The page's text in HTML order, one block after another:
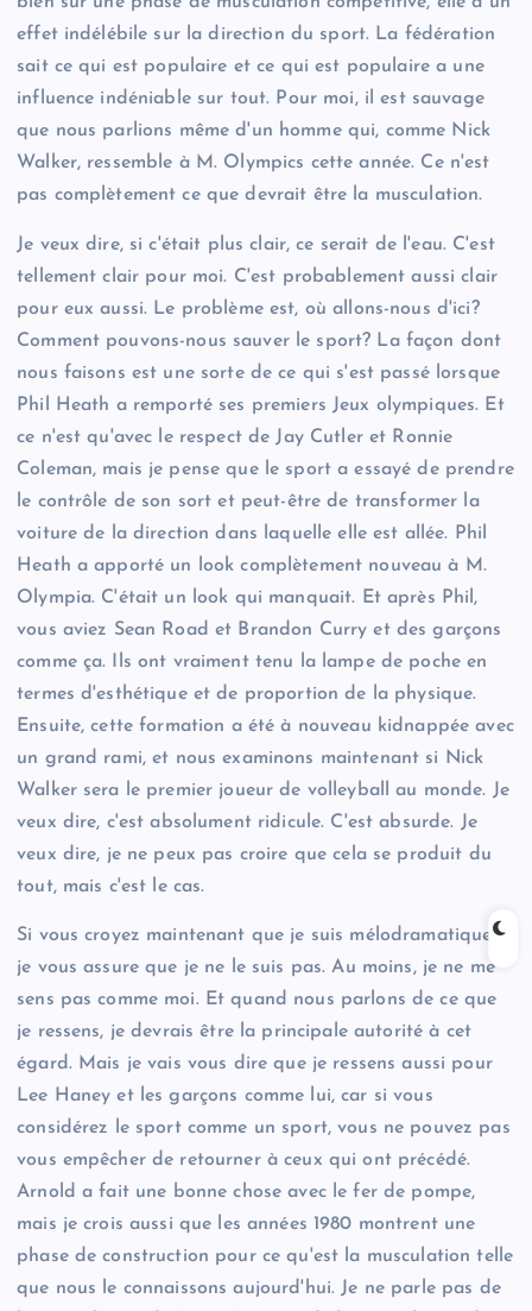
effet indélébile sur la direction du sport. La fédération
sait ce qui est populaire et ce qui est populaire a une
influence indéniable sur tout. Pour moi, il est sauvage
que nous parlions même d'un homme qui, comme Nick
Walker, ressemble à M. Olympics cette année. Ce n'est
pas complètement ce que devrait être la musculation.
Je veux dire, si c'était plus clair, ce serait de l'eau. C'est
tellement clair pour moi. C'est probablement aussi clair
pour eux aussi. Le problème est, où allons-nous d'ici?
Comment pouvons-nous sauver le sport? La façon dont
nous faisons est une sorte de ce qui s'est passé lorsque
Phil Heath a remporté ses premiers Jeux olympiques. Et
ce n'est qu'avec le respect de Jay Cutler et Ronnie
Coleman, mais je pense que le sport a essayé de prendre
le contrôle de son sort et peut-être de transformer la
voiture de la direction dans laquelle elle est allée. Phil
Heath a apporté un look complètement nouveau à M.
Olympia. C'était un look qui manquait. Et après Phil,
vous aviez Sean Road et Brandon Curry et des garçons
comme ça. Ils ont vraiment tenu la lampe de poche en
termes d'esthétique et de proportion de la physique.
Ensuite, cette formation a été à nouveau kidnappée avec
un grand rami, et nous examinons maintenant si Nick
Walker sera le premier joueur de volleyball au monde. Je
veux dire, c'est absolument ridicule. C'est absurde. Je
veux dire, je ne peux pas croire que cela se produit du
tout, mais c'est le cas.
Si vous croyez maintenant que je suis mélodramatique,
je vous assure que je ne le suis pas. Au moins, je ne me
sens pas comme moi. Et quand nous parlons de ce que
je ressens, je devrais être la principale autorité à cet
égard. Mais je vais vous dire que je ressens aussi pour
Lee Haney et les garçons comme lui, car si vous
considérez le sport comme un sport, vous ne pouvez pas
vous empêcher de retourner à ceux qui ont précédé.
Arnold a fait une bonne chose avec le fer de pompe,
mais je crois aussi que les années 1980 montrent une
phase de construction pour ce qu'est la musculation telle
que nous le connaissons aujourd'hui. Je ne parle pas de